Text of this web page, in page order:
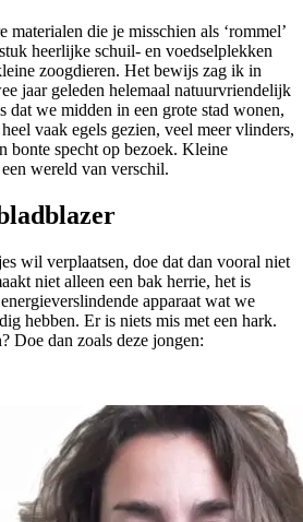
materialen die je misschien als ‘rommel’
heerlijke schuil- en voedselplekken
zoogdieren. Het bewijs zag ik in
jaar geleden helemaal natuurvriendelijk
dat we midden in een grote stad wonen,
vaak egels gezien, veel meer vlinders,
bonte specht op bezoek. Kleine
wereld van verschil.
wil verplaatsen, doe dat dan vooral niet
niet alleen een bak herrie, het is
apparaat wat we
hebben. Er is niets mis met een hark.
Doe dan zoals deze jongen: